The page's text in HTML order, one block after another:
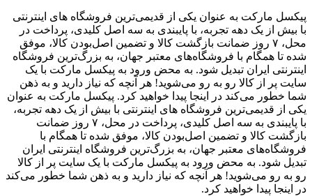
پیکسل مارکت به عنوان یکی از قدیمی‌ترین فروشگاه های اینترنتی
با بیش از یک دهه تجربه، با پایبندی به سه اصل کلیدی، پرداخت در
محل، ۷ روز ضمانت بازگشت کالا و تضمین اصل‌بودن کالا، موفق
شده تا همگام با فروشگاه‌های معتبر جهان، به بزرگ‌ترین فروشگاه
اینترنتی ایران تبدیل شود. به محض ورود به پیکسل مارکت با یک
سایت پر از کالا رو به رو می‌شوید! هر آنچه که نیاز دارید و به ذهن
شما خطور می‌کند در اینجا پیدا خواهید کرد. پیکسل مارکت به عنوان
یکی از قدیمی‌ترین فروشگاه های اینترنتی با بیش از یک دهه تجربه،
با پایبندی به سه اصل کلیدی، پرداخت در محل، ۷ روز ضمانت
بازگشت کالا و تضمین اصل‌بودن کالا، موفق شده تا همگام با
فروشگاه‌های معتبر جهان، به بزرگ‌ترین فروشگاه اینترنتی ایران
تبدیل شود. به محض ورود به پیکسل مارکت با یک سایت پر از کالا
رو به رو می‌شوید! هر آنچه که نیاز دارید و به ذهن شما خطور می‌کند
در اینجا پیدا خواهید کرد.